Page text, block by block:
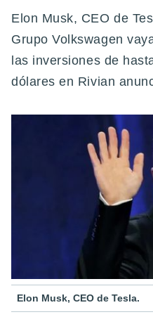
Elon Musk, CEO de
Grupo Volkswagen
las inversiones de
dólares en Rivian
Elon Musk, CEO de Tesla.